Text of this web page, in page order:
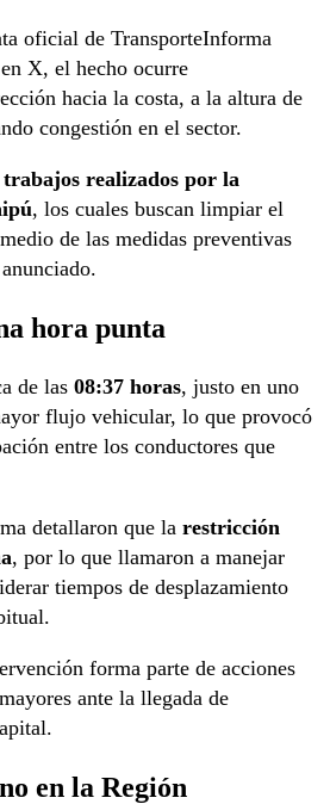
oficial de TransporteInforma
X, el hecho ocurre
hacia la costa, a la altura de
congestión en el sector.
trabajos realizados por la
, los cuales buscan limpiar el
de las medidas preventivas
hora punta
de las 08:37 horas, justo en uno
flujo vehicular, lo que provocó
entre los conductores que
detallaron que la restricción
, por lo que llamaron a manejar
tiempos de desplazamiento
forma parte de acciones
ante la llegada de
en la Región